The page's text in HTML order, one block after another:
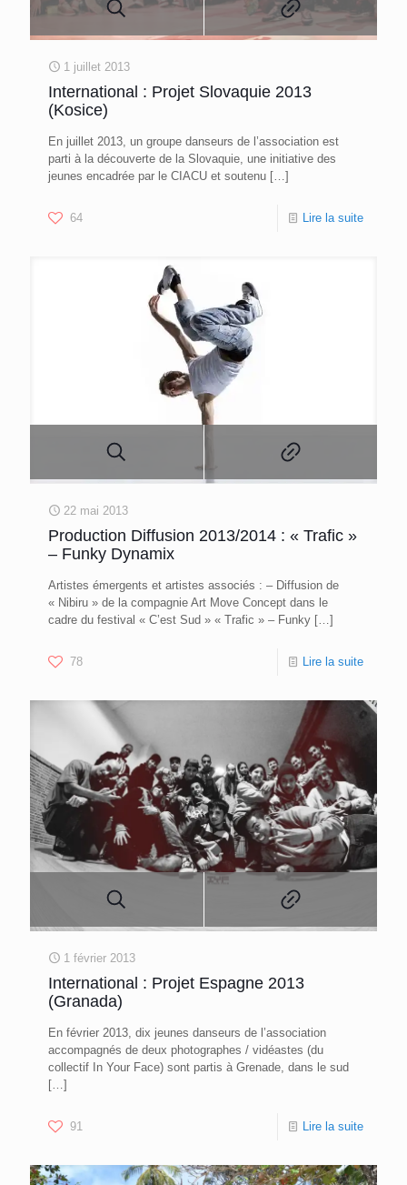
1 juillet 2013
International : Projet Slovaquie 2013
(Kosice)
En juillet 2013, un groupe danseurs de l’association est
parti à la découverte de la Slovaquie, une initiative des
jeunes encadrée par le CIACU et soutenu […]
64 Lire la suite
22 mai 2013
Production Diffusion 2013/2014 : « Trafic »
– Funky Dynamix
Artistes émergents et artistes associés : – Diffusion de
« Nibiru » de la compagnie Art Move Concept dans le
cadre du festival « C’est Sud » « Trafic » – Funky […]
78 Lire la suite
1 février 2013
International : Projet Espagne 2013
(Granada)
En février 2013, dix jeunes danseurs de l’association
accompagnés de deux photographes / vidéastes (du
collectif In Your Face) sont partis à Grenade, dans le sud
[…]
91 Lire la suite